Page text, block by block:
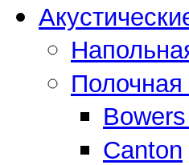
Полочная
Canton